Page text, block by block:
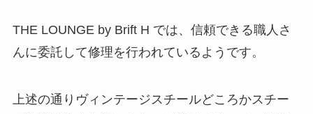
THE LOUNGE by Brift H では、信頼できる職人さ
んに委託して修理を行われているようです。
上述の通りヴィンテージスチールどころかスチー